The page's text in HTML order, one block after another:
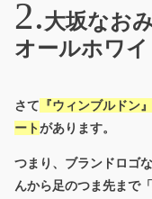
大坂なお
オールホワイ
さて 『ウィンブルドン
ートがあります。
つまり、ブランドロゴ
んから足のつま先まで